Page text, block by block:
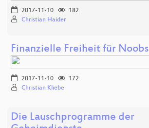
2017-11-10
182
Christian Haider
Finanzielle Freiheit für Noobs
2017-11-10
172
Christian Kliebe
Die Lauschprogramme der